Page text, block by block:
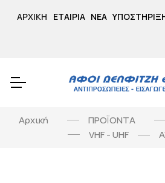
ΑΡΧΙΚΉ ΕΤΑΙΡΊΑ ΝΈΑ
Αρχική ΠΡΟΪΟΝΤΑ
VHF - UHF